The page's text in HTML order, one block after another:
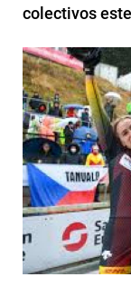
colectivos